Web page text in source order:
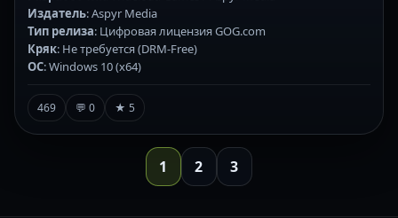
Издатель: Aspyr Media
Тип релиза: Цифровая лицензия GOG.com
Кряк: Не требуется (DRM-Free)
ОС: Windows 10 (х64)
469 💬 0 ★ 5
1 2 3